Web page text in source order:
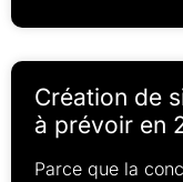
Création de
à prévoir en
Parce que la